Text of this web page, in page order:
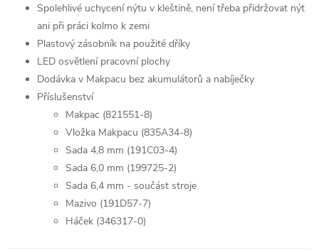
Spolehlivé uchycení nýtu v kleštině, není třeba přidržovat nýt
ani při práci kolmo k zemi
Plastový zásobník na použité dříky
LED osvětlení pracovní plochy
Dodávka v Makpacu bez akumulátorů a nabíječky
Příslušenství
Makpac (821551-8)
Vložka Makpacu (835A34-8)
Sada 4,8 mm (191C03-4)
Sada 6,0 mm (199725-2)
Sada 6,4 mm - součást stroje
Mazivo (191D57-7)
Háček (346317-0)